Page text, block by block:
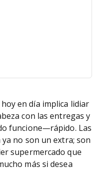
en día implica lidiar
con las entregas y
funcione—rápido. Las
no son un extra; son
supermercado que
más si desea